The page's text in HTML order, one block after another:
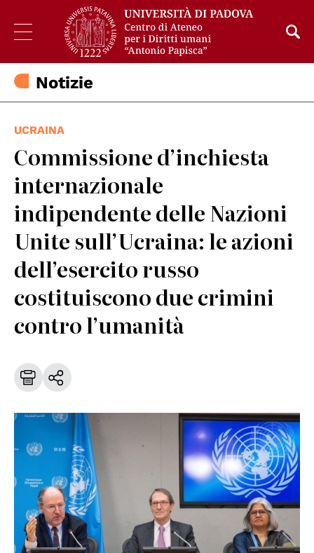
Notizie
UCRAINA
Commissione d’inchiesta
internazionale
indipendente delle Nazioni
Unite sull’Ucraina: le azioni
dell’esercito russo
costituiscono due crimini
contro l’umanità